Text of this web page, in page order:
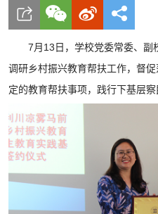
7月13日，学校党委常委、副
调研乡村振兴教育帮扶工作，督
定的教育帮扶事项，践行下基层察